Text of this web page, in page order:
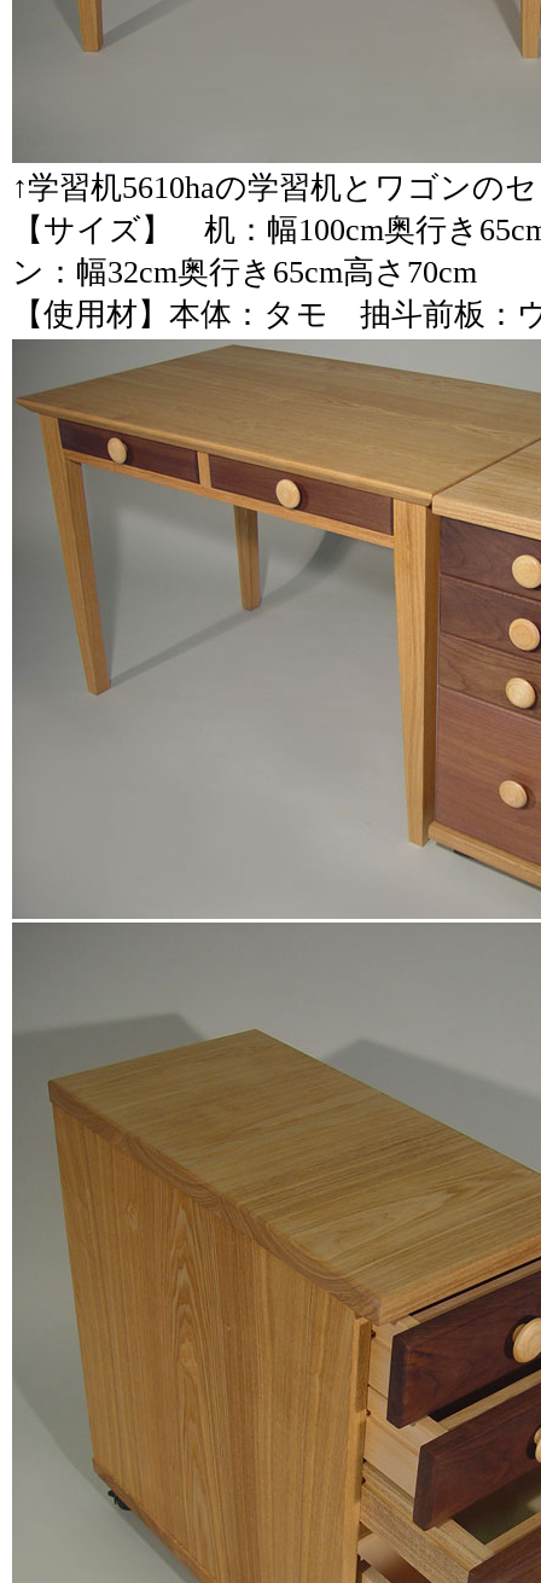
↑学習机5610haの学習机とワゴン
【サイズ】
机：幅100cm奥行き
ン：幅32cm奥行き65cm高さ70cm
【使用材】本体：タモ 抽斗前板：